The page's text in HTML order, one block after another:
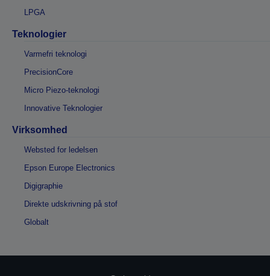
LPGA
Teknologier
Varmefri teknologi
PrecisionCore
Micro Piezo-teknologi
Innovative Teknologier
Virksomhed
Websted for ledelsen
Epson Europe Electronics
Digigraphie
Direkte udskrivning på stof
Globalt